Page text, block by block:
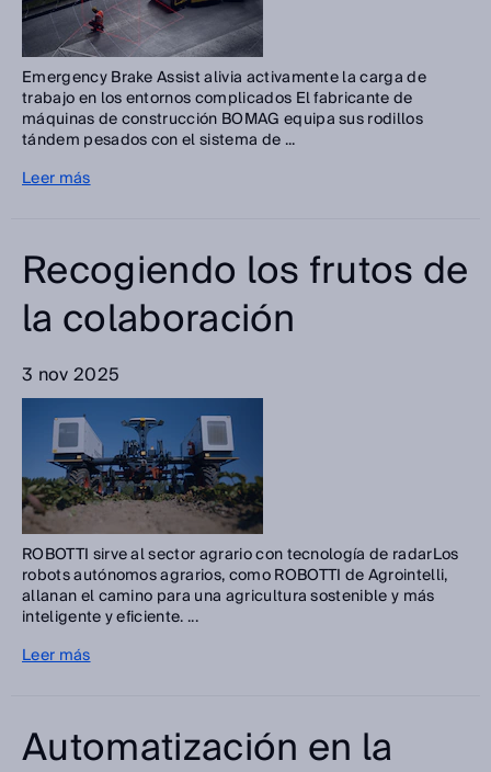
Emergency Brake Assist alivia activamente la carga de
trabajo en los entornos complicados El fabricante de
máquinas de construcción BOMAG equipa sus rodillos
tándem pesados con el sistema de ...
Leer más
Recogiendo los frutos de
la colaboración
3 nov 2025
ROBOTTI sirve al sector agrario con tecnología de radarLos
robots autónomos agrarios, como ROBOTTI de Agrointelli,
allanan el camino para una agricultura sostenible y más
inteligente y eficiente. ...
Leer más
Automatización en la